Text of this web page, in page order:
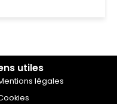
utiles
légales